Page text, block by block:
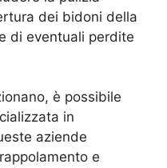
dei bidoni della
di eventuali perdite
è possibile
in
aziende
e